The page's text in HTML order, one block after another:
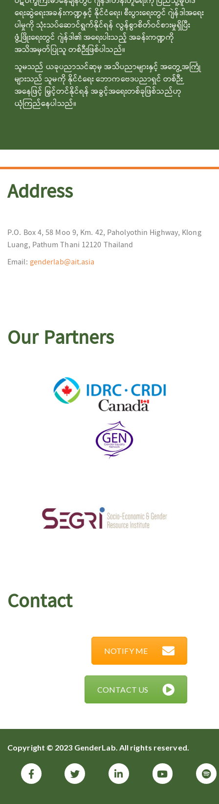
ရေးဆွဲရေးအခန်းကဏ္ဍနှင့် နိုင်ငံရေး၊ စီးပွားရေးတွင် ဂျဲန်ဒါအရေး
ပါမှုကို သုံးသပ်ဆောင်ရွက်နိုင်ရန် လွန်စွာစိတ်ဝင်စားမှုရှိပြီး
ဖွံ့ဖြိုးရေးတွင် ဂျဲန်ဒါ၏ အရေးပါးသည့် အခန်းကဏ္ဍကို
အသိအမှတ်ပြုသူ တစ်ဉီးဖြစ်ပါသည်။
သူမသည် ယခုပညာသင်ဆုမှ အသိပညာများနှင့် အတွေ့အကြုံ
များသည် သူမကို နိုင်ငံရေး ဘောကဗေဒပညာရှင် တစ်ဉီး
အနေဖြင့် မြှင့်တင်နိုင်ရန် အခွင့်အရေးတစ်ခုဖြစ်သည်ဟု
ယုံကြည်နေပါသည်။
Address
P.O. Box 4, 58 Moo 9, Km. 42, Paholyothin Highway, Klong
Luang, Pathum Thani 12120 Thailand
Email:genderlab@ait.asia
Our Partners
Contact
NOTIFY ME
CONTACT US
Copyright © 2023 GenderLab. All rights reserved.